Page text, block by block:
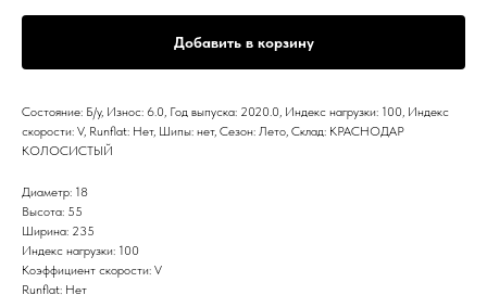
Добавить в корзину
Состояние: Б/у, Износ: 6.0, Год выпуска: 2020.0, Индекс нагрузки: 100, Индекс
скорости: V, Runflat: Нет, Шипы: нет, Сезон: Лето, Склад: КРАСНОДАР
КОЛОСИСТЫЙ
Диаметр: 18
Высота: 55
Ширина: 235
Индекс нагрузки: 100
Коэффициент скорости: V
Runflat: Нет